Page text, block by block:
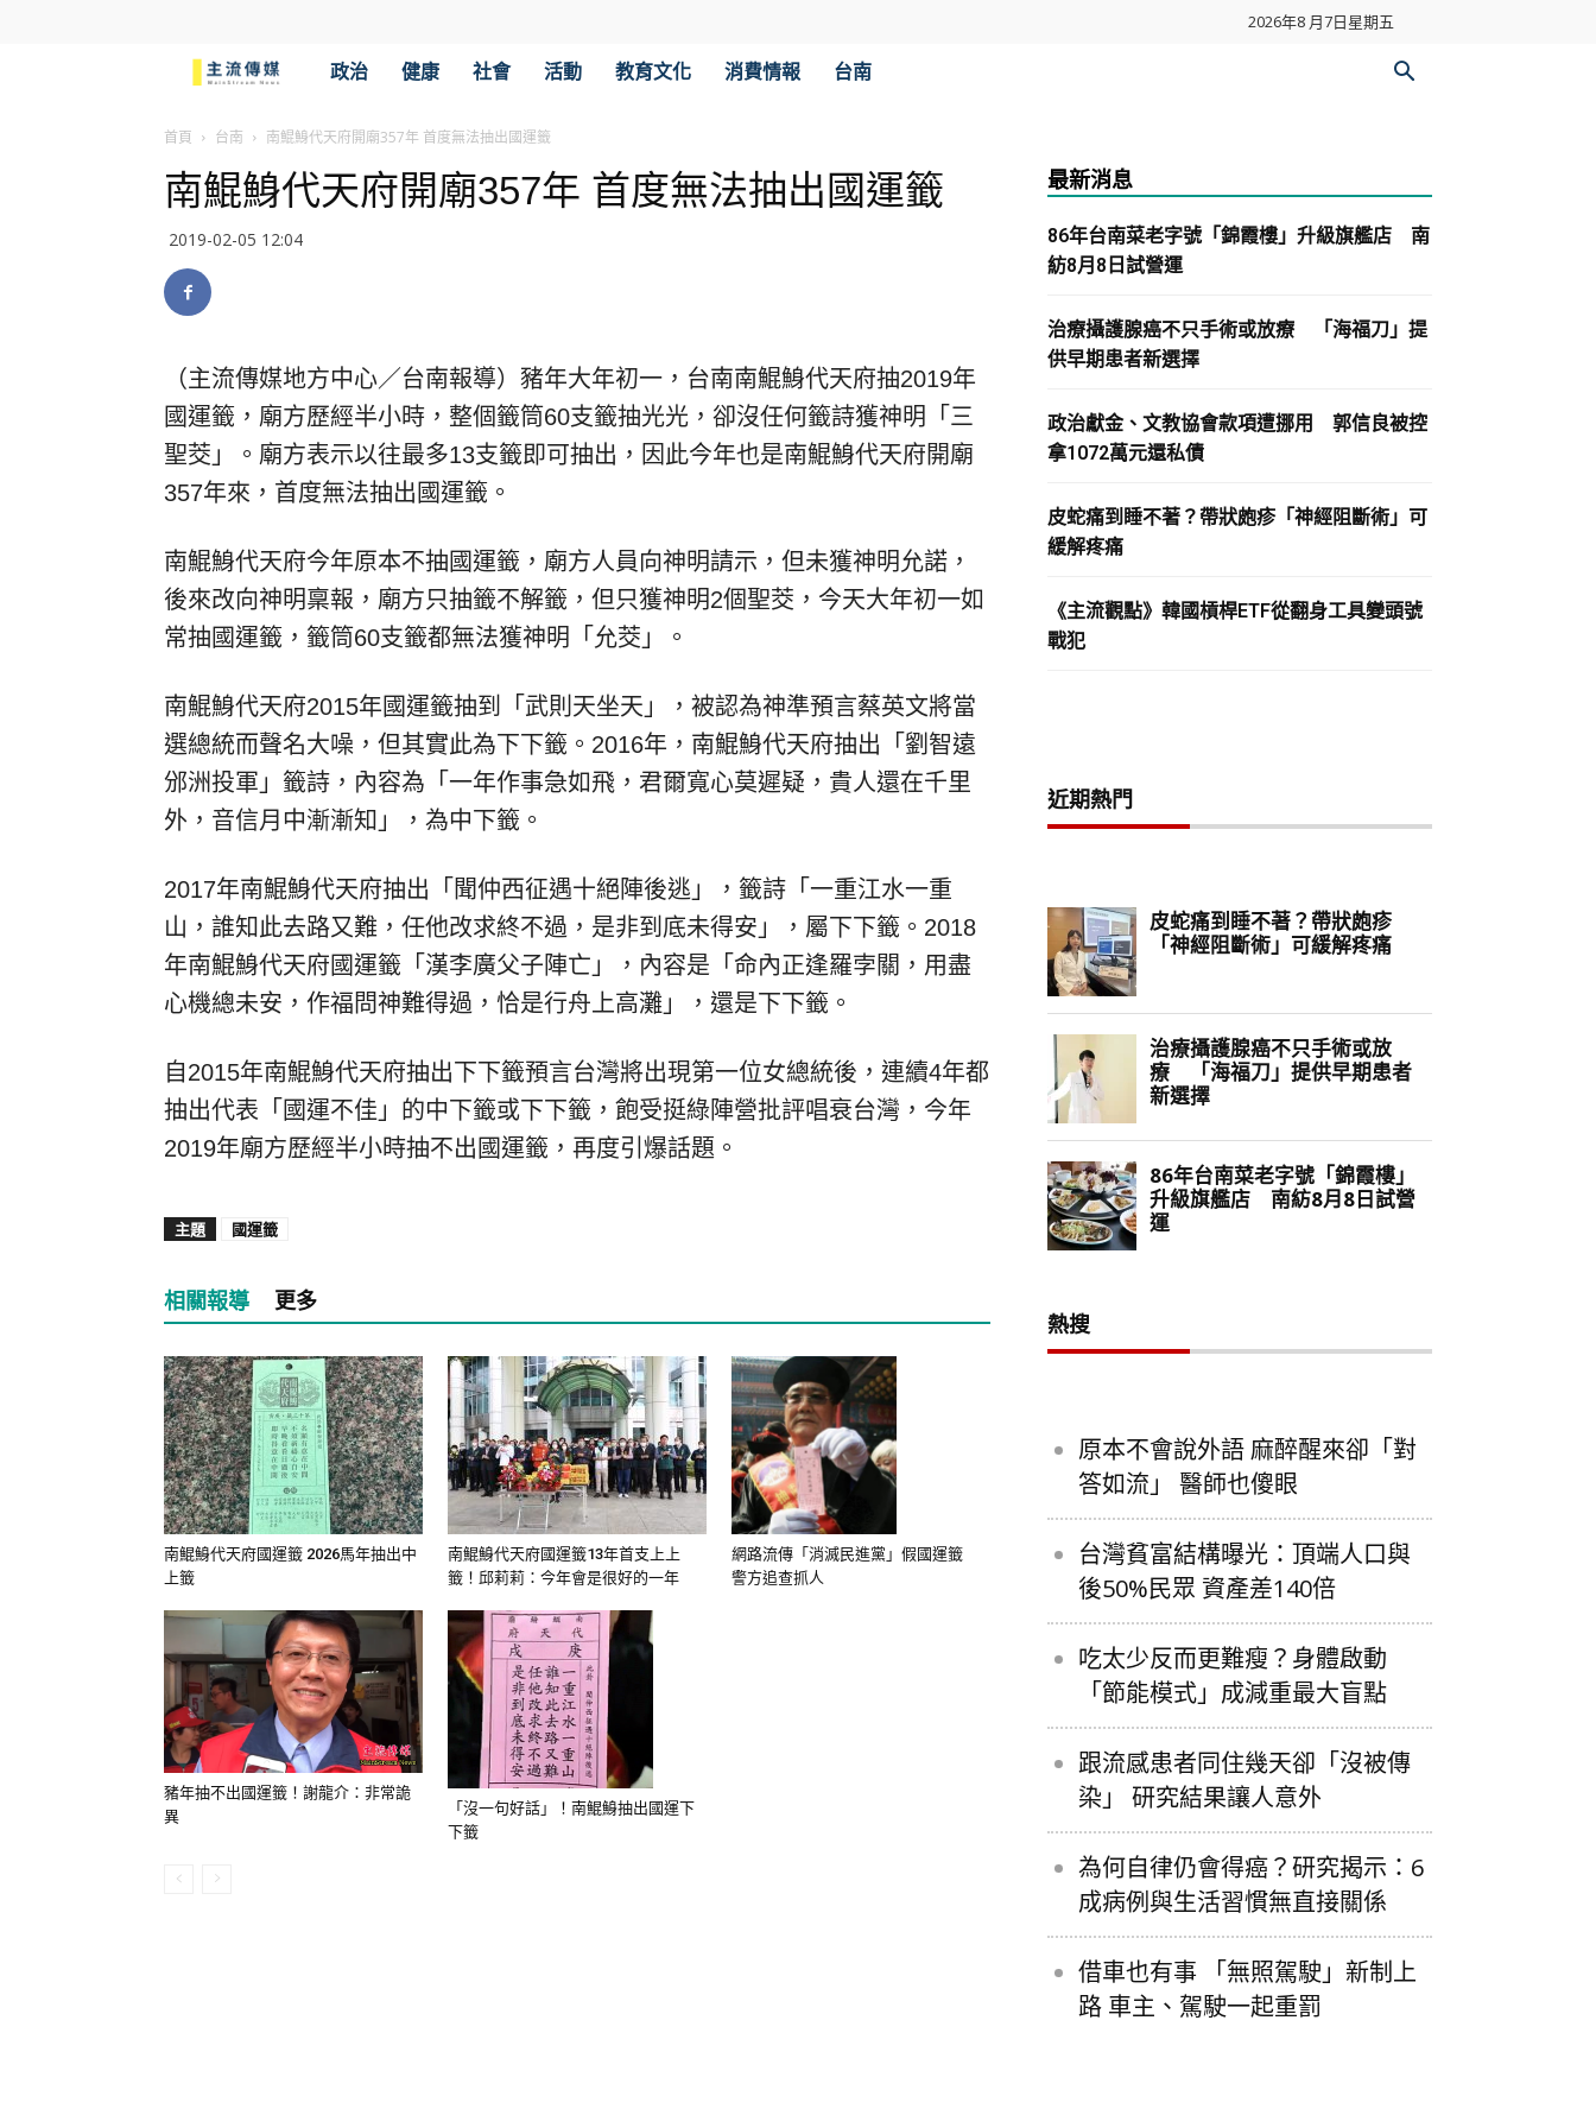
2026年8 月7日星期五
流
傳
政治 健康 社會 活動 教育文化 消費情報 台南
首頁 台南 南鯤鯓代天府開廟357年 首度無法抽出國運籤
南鯤鯓代天府開廟357年 首度無法抽出國運籤
2019-02-05 12:04
（主流傳媒地方中心／台南報導）豬年大年初一，台南南鯤鯓代天府抽2019年
國運籤，廟方歷經半小時，整個籤筒60支籤抽光光，卻沒任何籤詩獲神明「三
聖茭」。廟方表示以往最多13支籤即可抽出，因此今年也是南鯤鯓代天府開廟
357年來，首度無法抽出國運籤。
南鯤鯓代天府今年原本不抽國運籤，廟方人員向神明請示，但未獲神明允諾，
後來改向神明稟報，廟方只抽籤不解籤，但只獲神明2個聖茭，今天大年初一如
常抽國運籤，籤筒60支籤都無法獲神明「允茭」。
南鯤鯓代天府2015年國運籤抽到「武則天坐天」，被認為神準預言蔡英文將當
選總統而聲名大噪，但其實此為下下籤。2016年，南鯤鯓代天府抽出「劉智遠
邠洲投軍」籤詩，內容為「一年作事急如飛，君爾寬心莫遲疑，貴人還在千里
外，音信月中漸漸知」，為中下籤。
2017年南鯤鯓代天府抽出「聞仲西征遇十絕陣後逃」，籤詩「一重江水一重
山，誰知此去路又難，任他改求終不過，是非到底未得安」，屬下下籤。2018
年南鯤鯓代天府國運籤「漢李廣父子陣亡」，內容是「命內正逢羅孛關，用盡
心機總未安，作福問神難得過，恰是行舟上高灘」，還是下下籤。
自2015年南鯤鯓代天府抽出下下籤預言台灣將出現第一位女總統後，連續4年都
抽出代表「國運不佳」的中下籤或下下籤，飽受挺綠陣營批評唱衰台灣，今年
2019年廟方歷經半小時抽不出國運籤，再度引爆話題。
主題 國運籤
相關報導 更多
南鯤鯓代天府國運籤 2026馬年抽出中
上籤
南鯤鯓代天府國運籤13年首支上上
籤！邱莉莉：今年會是很好的一年
網路流傳「消滅民進黨」假國運籤
警方追查抓人
豬年抽不出國運籤！謝龍介：非常詭
異
「沒一句好話」！南鯤鯓抽出國運下
下籤
最新消息
86年台南菜老字號「錦霞樓」升級旗艦店 南
紡8月8日試營運
治療攝護腺癌不只手術或放療 「海福刀」提
供早期患者新選擇
政治獻金、文教協會款項遭挪用 郭信良被控
拿1072萬元還私債
皮蛇痛到睡不著？帶狀皰疹「神經阻斷術」可
緩解疼痛
《主流觀點》韓國槓桿ETF從翻身工具變頭號
戰犯
近期熱門
熱搜
原本不會說外語 麻醉醒來卻「對
答如流」 醫師也傻眼
台灣貧富結構曝光：頂端人口與
後50%民眾 資產差140倍
吃太少反而更難瘦？身體啟動
「節能模式」成減重最大盲點
跟流感患者同住幾天卻「沒被傳
染」 研究結果讓人意外
為何自律仍會得癌？研究揭示：6
成病例與生活習慣無直接關係
借車也有事 「無照駕駛」新制上
路 車主、駕駛一起重罰